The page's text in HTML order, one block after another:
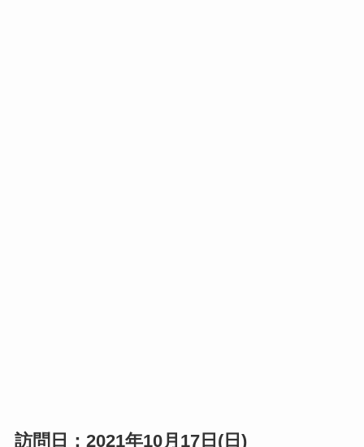
訪問日：2021年10月17日(日)